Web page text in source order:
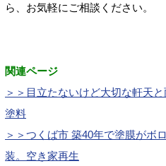
ら、お気軽にご相談ください。
関連ページ
＞＞目立たないけど大切な軒天
塗料
＞＞つくば市 築40年で塗膜がボ
装。空き家再生